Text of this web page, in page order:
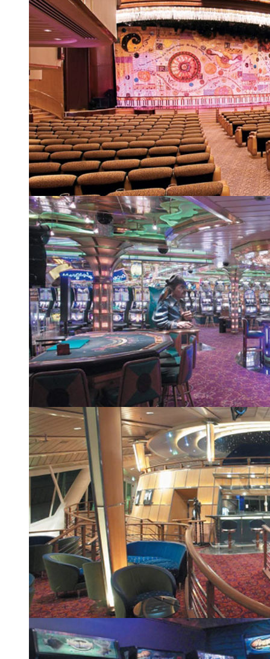
Театр Palladium| 4 из 24
Казино Royal| 5 из 24
Гостиная Viking Crown